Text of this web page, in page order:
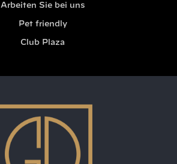
Arbeiten Sie bei uns
Pet friendly
Club Plaza